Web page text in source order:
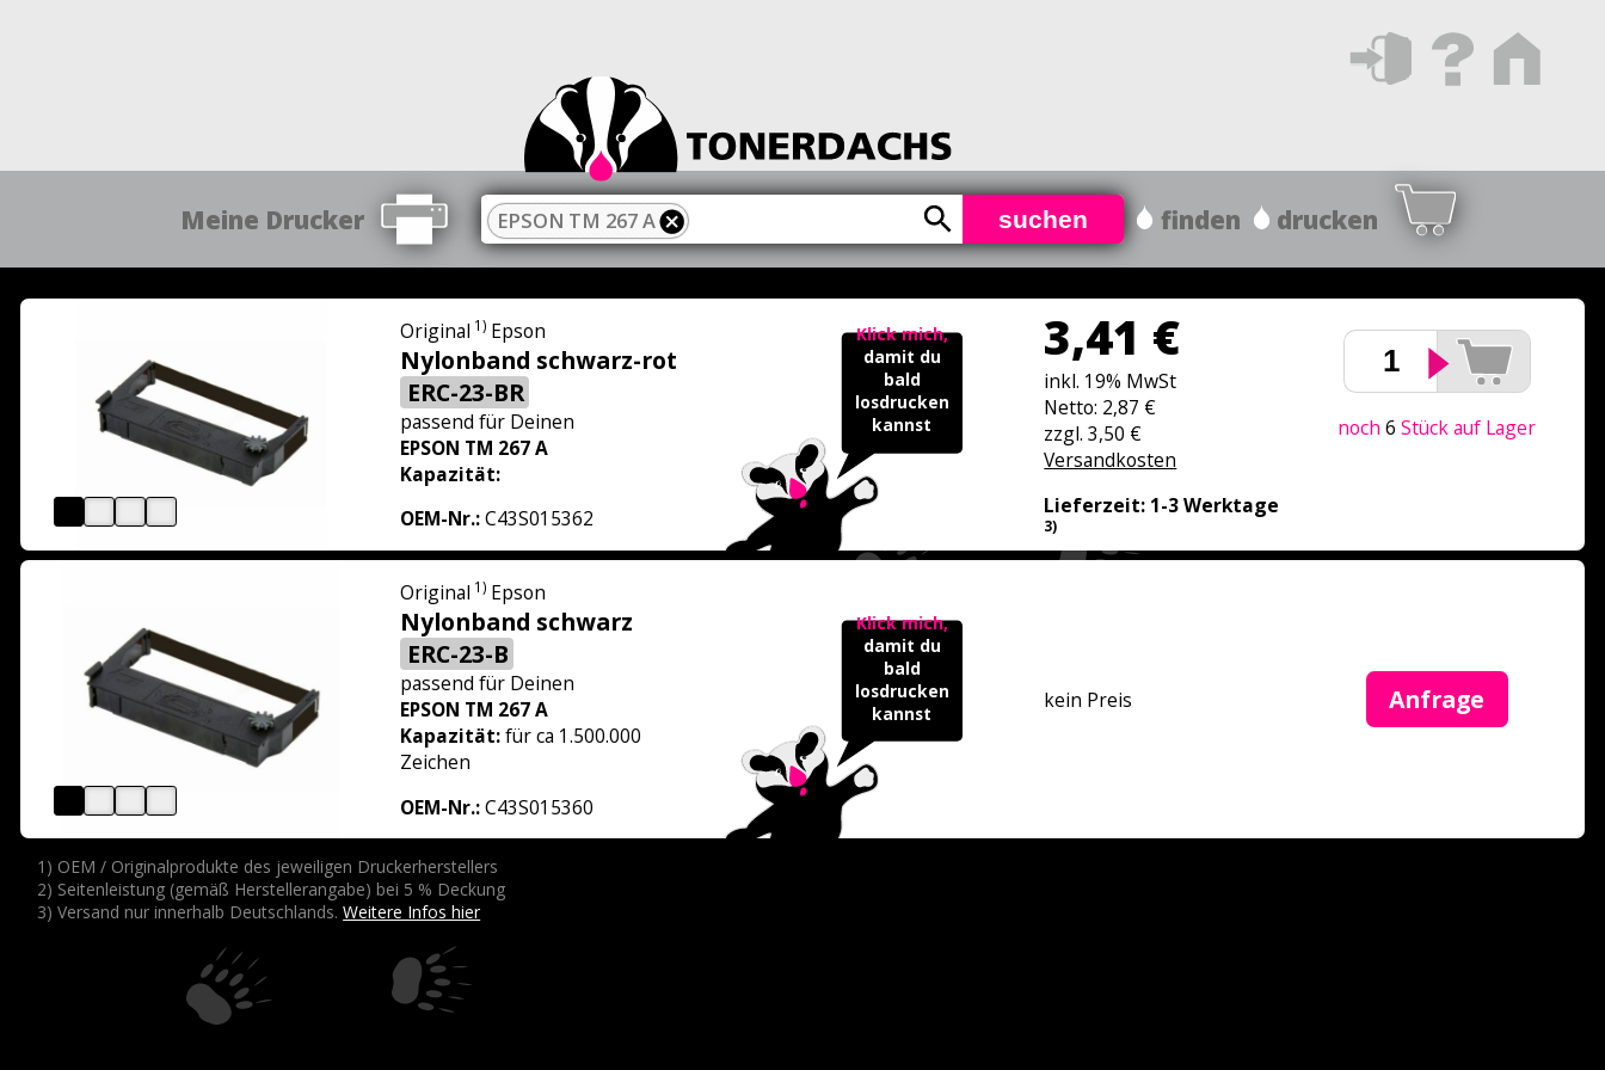
Meine Drucker EPSON TM 267 A suchen finden drucken
Original 1) Epson
Nylonband schwarz-rot
ERC-23-BR
passend für Deinen
EPSON TM 267 A
Kapazität:
OEM-Nr.:C43S015362
Klick mich,
damit du
bald
losdrucken
kannst
3,41 €
inkl. 19% MwSt
Netto: 2,87 €
zzgl. 3,50 €
Versandkosten
Lieferzeit: 1-3 Werktage
3)
noch6Stück auf Lager
Original 1) Epson
Nylonband schwarz
ERC-23-B
passend für Deinen
EPSON TM 267 A
Kapazität:für ca 1.500.000
Zeichen
OEM-Nr.:C43S015360
Klick mich,
damit du
bald
losdrucken
kannst
kein Preis Anfrage
1) OEM / Originalprodukte des jeweiligen Druckerherstellers
2) Seitenleistung (gemäß Herstellerangabe) bei 5 % Deckung
3) Versand nur innerhalb Deutschlands.Weitere Infos hier